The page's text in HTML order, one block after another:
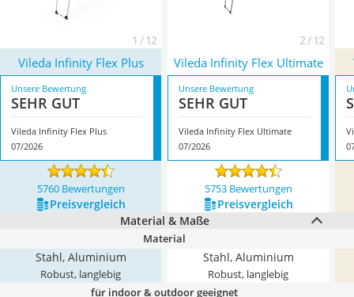
1 / 12 2 / 12
Vileda Infinity Flex Plus Vileda Infinity Flex Ultimate
Unsere Bewertung
SEHR GUT
Vileda Infinity Flex Plus
07/2026
Unsere Bewertung
SEHR GUT
Vileda Infinity Flex Ultimate
07/2026
5760 Bewertungen 5753 Bewertungen
Preis­vergleich
Preis­vergleich
Material & Maße
Material
Stahl, Aluminium
Robust, langlebig
Stahl, Aluminium
Robust, langlebig
für indoor & outdoor geeignet